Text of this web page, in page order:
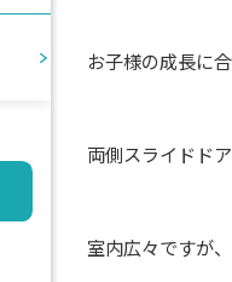
お子様の成長に
両側スライドド
室内広々ですが